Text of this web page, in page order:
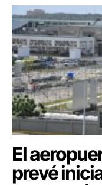
El
prevé